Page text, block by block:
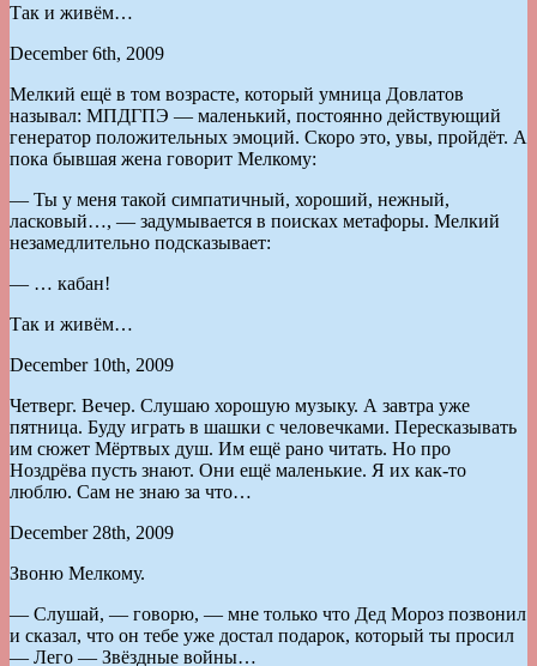
Так и живём…
December 6th, 2009
Мелкий ещё в том возрасте, который умница Довлатов
называл: МПДГПЭ — маленький, постоянно действующий
генератор положительных эмоций. Скоро это, увы, пройдёт. А
пока бывшая жена говорит Мелкому:
— Ты у меня такой симпатичный, хороший, нежный,
ласковый…, — задумывается в поисках метафоры. Мелкий
незамедлительно подсказывает:
— … кабан!
Так и живём…
December 10th, 2009
Четверг. Вечер. Слушаю хорошую музыку. А завтра уже
пятница. Буду играть в шашки с человечками. Пересказывать
им сюжет Мёртвых душ. Им ещё рано читать. Но про
Ноздрёва пусть знают. Они ещё маленькие. Я их как-то
люблю. Сам не знаю за что…
December 28th, 2009
Звоню Мелкому.
— Слушай, — говорю, — мне только что Дед Мороз позвонил
и сказал, что он тебе уже достал подарок, который ты просил
— Лего — Звёздные войны…